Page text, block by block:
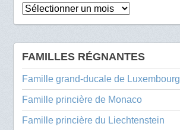
Archives
FAMILLES RÉGNANTES
Famille grand-ducale de Luxembourg
Famille princière de Monaco
Famille princière du Liechtenstein